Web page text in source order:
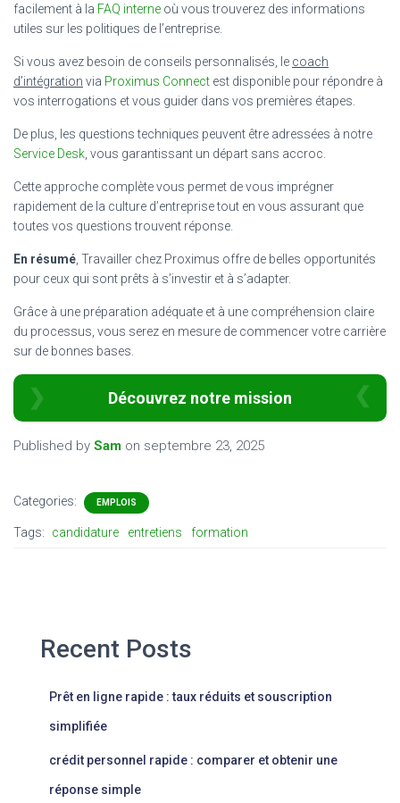
facilement à la FAQ interne où vous trouverez des informations
utiles sur les politiques de l’entreprise.
Si vous avez besoin de conseils personnalisés, le coach
d’intégration via Proximus Connect est disponible pour répondre à
vos interrogations et vous guider dans vos premières étapes.
De plus, les questions techniques peuvent être adressées à notre
Service Desk , vous garantissant un départ sans accroc.
Cette approche complète vous permet de vous imprégner
rapidement de la culture d’entreprise tout en vous assurant que
toutes vos questions trouvent réponse.
En résumé , Travailler chez Proximus offre de belles opportunités
pour ceux qui sont prêts à s’investir et à s’adapter.
Grâce à une préparation adéquate et à une compréhension claire
du processus, vous serez en mesure de commencer votre carrière
sur de bonnes bases.
Découvrez notre mission
Published by Sam on septembre 23, 2025
Categories: EMPLOIS
Tags: candidature entretiens formation
Recent Posts
Prêt en ligne rapide : taux réduits et souscription
simplifiée
crédit personnel rapide : comparer et obtenir une
réponse simple